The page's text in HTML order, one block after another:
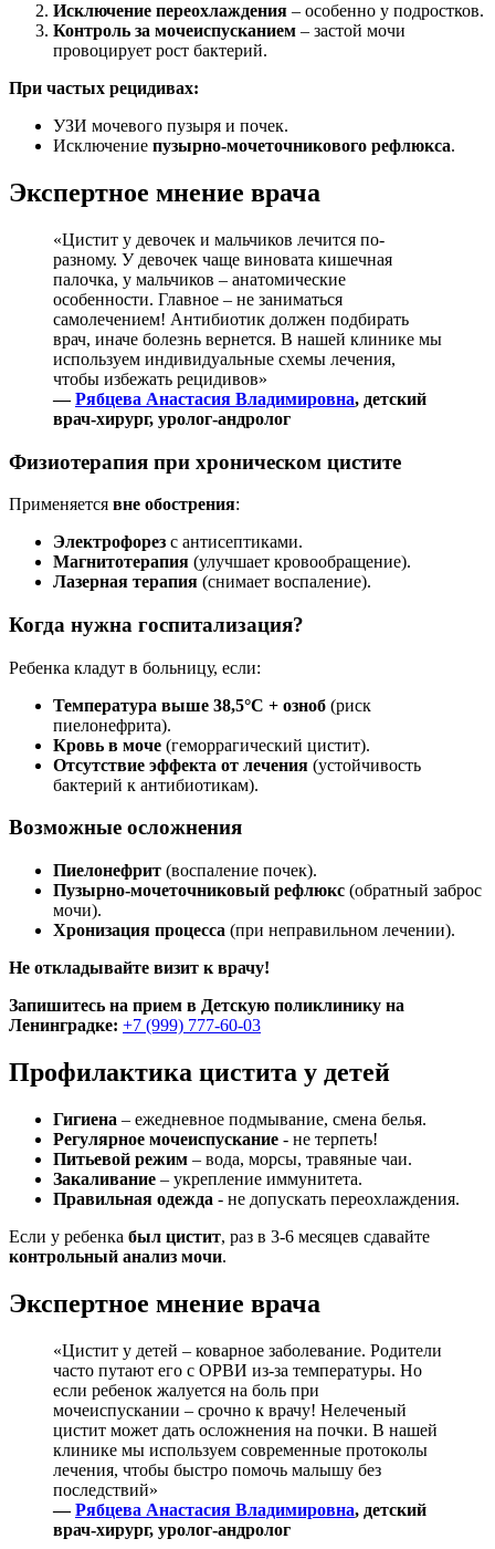
Исключение переохлаждения – особенно у подростков.
Контроль за мочеиспусканием – застой мочи
провоцирует рост бактерий.
При частых рецидивах:
УЗИ мочевого пузыря и почек.
Исключение пузырно-мочеточникового рефлюкса.
Экспертное мнение врача
«Цистит у девочек и мальчиков лечится по-
разному. У девочек чаще виновата кишечная
палочка, у мальчиков – анатомические
особенности. Главное – не заниматься
самолечением! Антибиотик должен подбирать
врач, иначе болезнь вернется. В нашей клинике мы
используем индивидуальные схемы лечения,
чтобы избежать рецидивов»
—Рябцева Анастасия Владимировна, детский
врач-хирург, уролог-андролог
Физиотерапия при хроническом цистите
Применяется вне обострения:
Электрофорез с антисептиками.
Магнитотерапия (улучшает кровообращение).
Лазерная терапия (снимает воспаление).
Когда нужна госпитализация?
Ребенка кладут в больницу, если:
Температура выше 38,5°C + озноб (риск
пиелонефрита).
Кровь в моче (геморрагический цистит).
Отсутствие эффекта от лечения (устойчивость
бактерий к антибиотикам).
Возможные осложнения
Пиелонефрит (воспаление почек).
Пузырно-мочеточниковый рефлюкс (обратный заброс
мочи).
Хронизация процесса (при неправильном лечении).
Не откладывайте визит к врачу!
Запишитесь на прием в Детскую поликлинику на
Ленинградке: +7 (999) 777-60-03
Профилактика цистита у детей
Гигиена – ежедневное подмывание, смена белья.
Регулярное мочеиспускание - не терпеть!
Питьевой режим – вода, морсы, травяные чаи.
Закаливание – укрепление иммунитета.
Правильная одежда - не допускать переохлаждения.
Если у ребенка был цистит, раз в 3-6 месяцев сдавайте
контрольный анализ мочи.
Экспертное мнение врача
«Цистит у детей – коварное заболевание. Родители
часто путают его с ОРВИ из-за температуры. Но
если ребенок жалуется на боль при
мочеиспускании – срочно к врачу! Нелеченый
цистит может дать осложнения на почки. В нашей
клинике мы используем современные протоколы
лечения, чтобы быстро помочь малышу без
последствий»
—Рябцева Анастасия Владимировна, детский
врач-хирург, уролог-андролог